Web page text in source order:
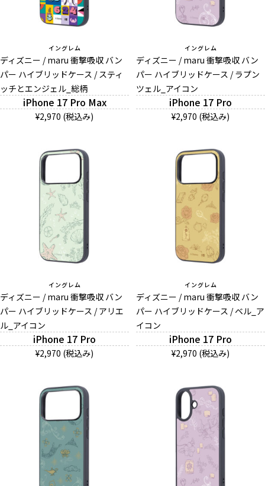
イングレム
ディズニー / maru 衝撃吸収 バン
パー ハイブリッドケース / スティ
ッチとエンジェル_総柄
iPhone 17 Pro Max
¥2,970 (税込み)
イングレム
ディズニー / maru 衝撃吸収 バン
パー ハイブリッドケース / ラプン
ツェル_アイコン
iPhone 17 Pro
¥2,970 (税込み)
イングレム
ディズニー / maru 衝撃吸収 バン
パー ハイブリッドケース / アリエ
ル_アイコン
iPhone 17 Pro
¥2,970 (税込み)
イングレム
ディズニー / maru 衝撃吸収 バン
パー ハイブリッドケース / ベル_ア
イコン
iPhone 17 Pro
¥2,970 (税込み)